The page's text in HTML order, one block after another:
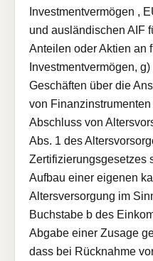
Investmentvermögen ,
und ausländischen AIF
Anteilen oder Aktien an
Investmentvermögen,
Geschäften über die
von
Abschluss von
Abs. 1 des
Zertifizierungsgesetzes
Aufbau einer eigenen
Altersversorgung im
Buchstabe b des
Abgabe einer Zusage
dass bei Rücknahme